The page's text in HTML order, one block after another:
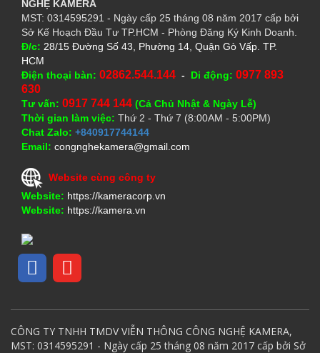
NGHỆ KAMERA
MST: 0314595291 - Ngày cấp 25 tháng 08 năm 2017 cấp bởi
Sở Kế Hoạch Đầu Tư TP.HCM - Phòng Đăng Ký Kinh Doanh.
Đ/c: 28/15 Đường Số 43, Phường 14, Quận Gò Vấp. TP.
HCM
Điện thoại bàn: 02862.544.144 - Di động: 0977 893
630
Tư vấn: 0917 744 144 (Cả Chủ Nhật & Ngày Lễ)
Thời gian làm việc: Thứ 2 - Thứ 7 (8:00AM - 5:00PM)
Chat Zalo: +840917744144
Email: congnghekamera@gmail.com
Website cùng công ty
Website: https://kameracorp.vn
Website: https://kamera.vn
CÔNG TY TNHH TMDV VIỄN THÔNG CÔNG NGHỆ KAMERA,
MST: 0314595291 - Ngày cấp 25 tháng 08 năm 2017 cấp bởi Sở